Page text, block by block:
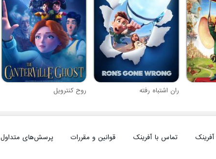
ران اشتباه رفته روح کنترویل
آفرینک تماس با آفرینک قوانین و مقررات پرسش‌های متداول